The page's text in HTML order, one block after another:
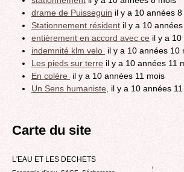
drame de Puisseguin il y a 10 années
Stationnement résident il y a 10
entièrement en accord avec ce il y a 10
indemnité klm velo il y a 10 années 10
Les pieds sur terre il y a 10 années 11
En colère il y a 10 années 11 mois
Un Sens humaniste, il y a 10 années
Carte du site
L'EAU ET LES DECHETS